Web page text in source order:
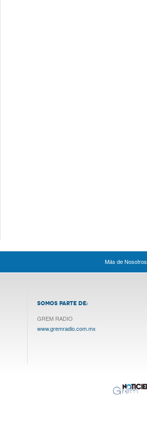
Más de Nosotros
SOMOS PARTE DE:
GREM RADIO
www.gremradio.com.mx